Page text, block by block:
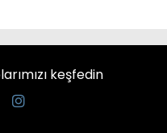
keşfedin